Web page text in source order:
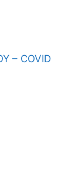
– COVID